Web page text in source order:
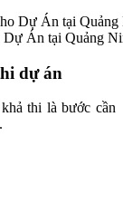
Án tại Quảng
dự án
thi là bước cần